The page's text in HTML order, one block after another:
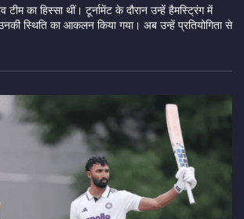
का हिस्सा थीं। टूर्नामेंट के दौरान उन्हें हैमस्ट्रिंग में
स्थिति का आकलन किया गया। अब उन्हें प्रतियोगिता से